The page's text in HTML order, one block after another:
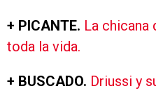
+ PICANTE. La chicana
toda la vida.
+ BUSCADO. Driussi y